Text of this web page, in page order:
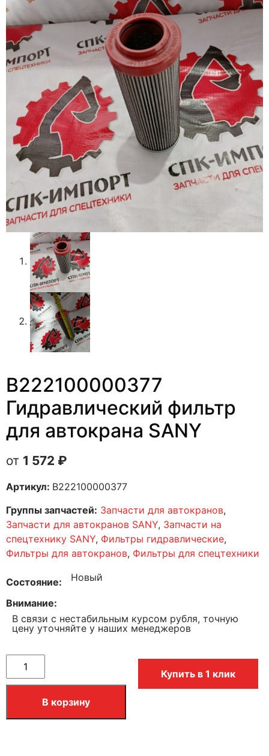
B222100000377
Гидравлический фильтр
для автокрана SANY
1 572 ₽
Артикул: B222100000377
Группы запчастей: Запчасти для автокранов,
Запчасти для автокранов SANY, Запчасти на
спецтехнику SANY, Фильтры гидравлические,
Фильтры для автокранов, Фильтры для спецтехники
Состояние Новый
Внимание
В связи с нестабильным курсом рубля, точную
цену уточняйте у наших менеджеров
В корзину
Купить в 1 клик